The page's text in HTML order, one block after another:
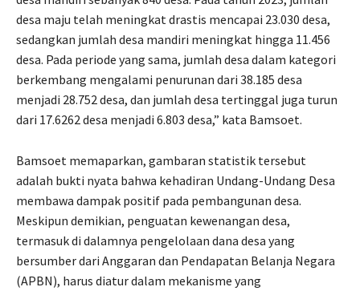
desa maju telah meningkat drastis mencapai 23.030 desa,
sedangkan jumlah desa mandiri meningkat hingga 11.456
desa. Pada periode yang sama, jumlah desa dalam kategori
berkembang mengalami penurunan dari 38.185 desa
menjadi 28.752 desa, dan jumlah desa tertinggal juga turun
dari 17.6262 desa menjadi 6.803 desa,” kata Bamsoet.
Bamsoet memaparkan, gambaran statistik tersebut
adalah bukti nyata bahwa kehadiran Undang-Undang Desa
membawa dampak positif pada pembangunan desa.
Meskipun demikian, penguatan kewenangan desa,
termasuk di dalamnya pengelolaan dana desa yang
bersumber dari Anggaran dan Pendapatan Belanja Negara
(APBN), harus diatur dalam mekanisme yang